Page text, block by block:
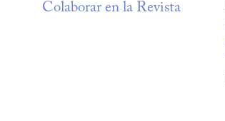
Colaborar en la Revista